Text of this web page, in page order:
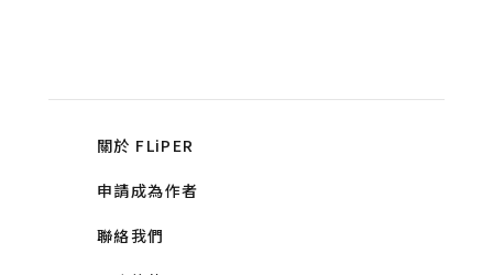
關於 FLiPER
申請成為作者
聯絡我們